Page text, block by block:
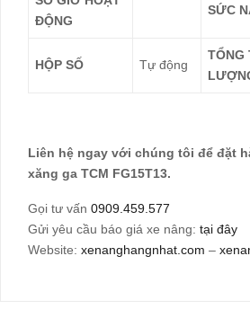
ĐỘNG
SỨC
HỘP SỐ Tự động
TỔNG
Liên hệ ngay với chúng tôi để đặt
xăng ga TCM FG15T13.
Gọi tư vấn 0909.459.577
Gửi yêu cầu báo giá xe nâng: tại đây
Website: xenanghangnhat.com –